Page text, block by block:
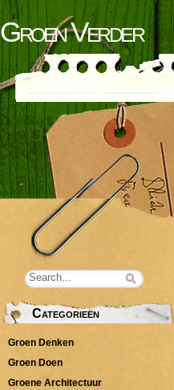
Groen Verder
Categorieën
Groen Denken
Groen Doen
Groene Architectuur